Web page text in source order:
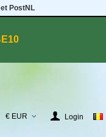
PostNL
€ EUR Login